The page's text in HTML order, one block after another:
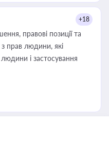
+18
правові позиції та
прав людини, які
і застосування